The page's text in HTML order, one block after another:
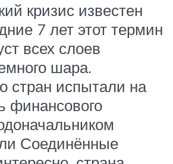
кризис известен
7 лет этот термин
всех слоев
шара.
стран испытали на
финансового
Соединённые